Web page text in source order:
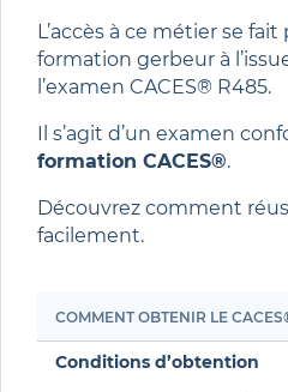
L’accès à ce métier se
formation gerbeur à
l’examen CACES® R485.
Il s’agit d’un examen
formation CACES®.
Découvrez comment
facilement.
COMMENT OBTENIR LE
Conditions d’obtention